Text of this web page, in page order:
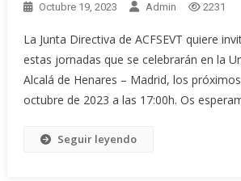
Octubre 19, 2023 Admin 2231
La Junta Directiva de ACFSEVT quiere
estas jornadas que se celebrarán en la
Alcalá de Henares – Madrid, los
octubre de 2023 a las 17:00h. Os
Seguir leyendo